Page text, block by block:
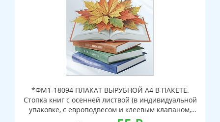
*ФМ1-18094 ПЛАКАТ ВЫРУБНОЙ А4 В ПАКЕТЕ.
Стопка книг с осенней листвой (в индивидуальной
упаковке, с европодвесом и клеевым клапаном,
двухсторонний, ВД-лак)